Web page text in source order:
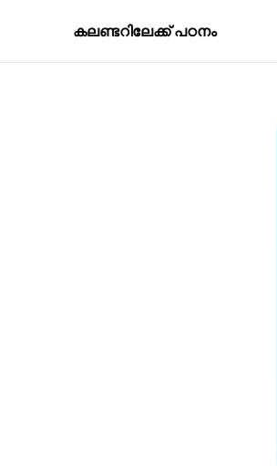
കലണ്ടറിലേക്ക് പഠനം